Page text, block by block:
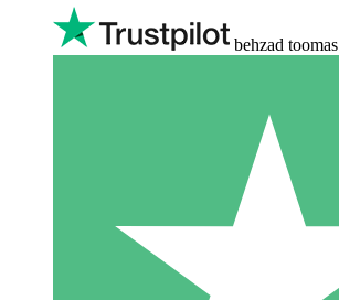
behzad toomas